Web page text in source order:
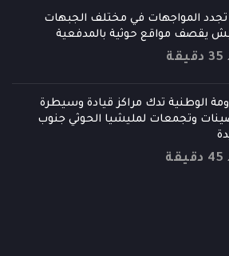
تجدد المواجهات في مختلف الجبهات
يقصف مواقع حوثية بالمدفعية
الوطنية تدك مراكز قيادة وسيطرة
وتجمعات لمليشيا الحوثي جنوب